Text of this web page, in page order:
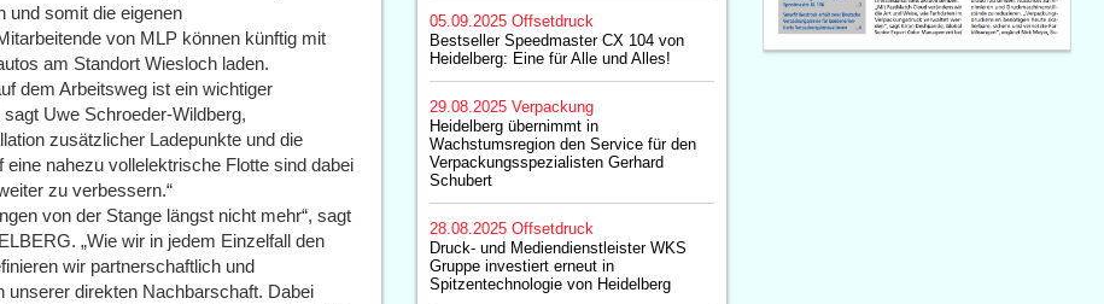
und somit die eigenen
von MLP können künftig mit
am Standort Wiesloch laden.
dem Arbeitsweg ist ein wichtiger
Uwe Schroeder-Wildberg,
zusätzlicher Ladepunkte und die
nahezu vollelektrische Flotte sind dabei
zu verbessern.“
von der Stange längst nicht mehr“, sagt
„Wie wir in jedem Einzelfall den
wir partnerschaftlich und
unserer direkten Nachbarschaft. Dabei
05.09.2025 Offsetdruck
Bestseller Speedmaster CX 104 von
Heidelberg: Eine für Alle und Alles!
29.08.2025 Verpackung
Heidelberg übernimmt in
Wachstumsregion den Service für den
Verpackungsspezialisten Gerhard
Schubert
28.08.2025 Offsetdruck
Druck- und Mediendienstleister WKS
Gruppe investiert erneut in
Spitzentechnologie von Heidelberg